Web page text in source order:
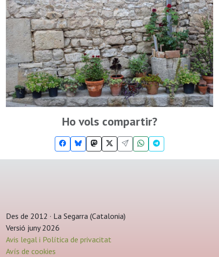
Ho vols compartir?
Des de 2012 · La Segarra (Catalonia)
Versió juny 2026
Avis legal i Política de privacitat
Avís de cookies